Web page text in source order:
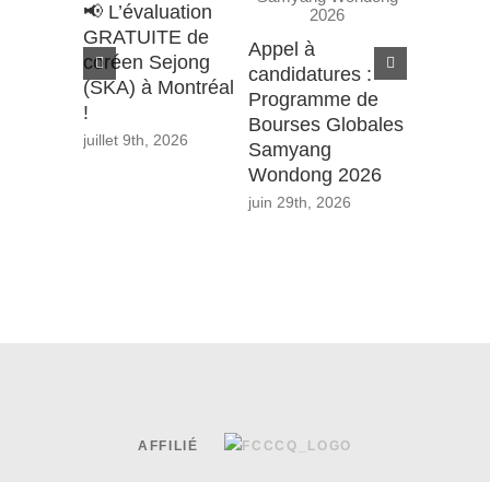
📢 L’évaluation
GRATUITE de
coréen Sejong
(SKA) à Montréal
!
juillet 9th, 2026
Appel à
candidatures :
Programme de
Bourses Globales
Samyang
Wondong 2026
juin 29th, 2026
AFFILIÉ